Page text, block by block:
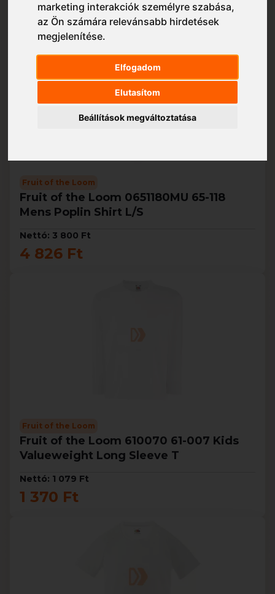
marketing interakciók személyre szabása,
az Ön számára relevánsabb hirdetések
megjelenítése.
Elfogadom
Elutasítom
Beállítások megváltoztatása
2 316 Ft
Fruit of the Loom
Fruit of the Loom 0651180MU 65-118
Mens Poplin Shirt L/S
Nettó: 3 800 Ft
4 826 Ft
Fruit of the Loom
Fruit of the Loom 610070 61-007 Kids
Valueweight Long Sleeve T
Nettó: 1 079 Ft
1 370 Ft